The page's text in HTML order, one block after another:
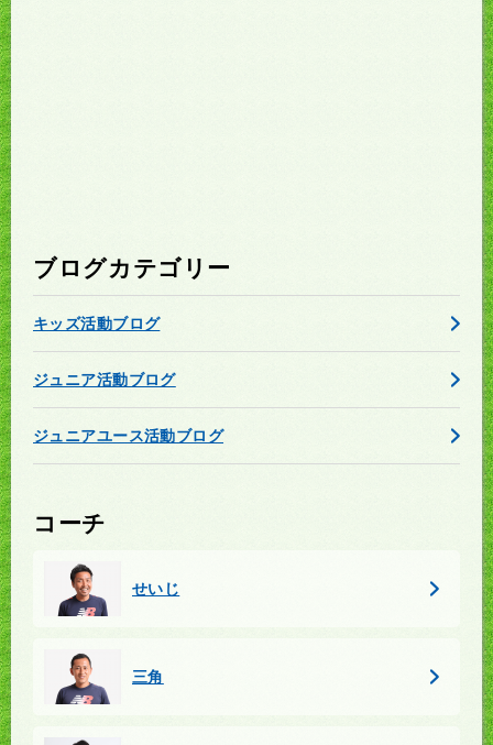
ブログカテゴリー
キッズ活動ブログ
ジュニア活動ブログ
ジュニアユース活動ブログ
コーチ
せいじ
三角